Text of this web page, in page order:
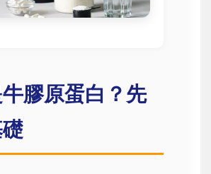
膠原蛋白？先